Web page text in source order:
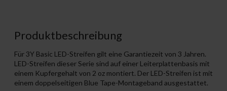
Produktbeschreibung
Für 3Y Basic LED-Streifen gilt eine Garantiezeit von 3 Jahren.
LED-Streifen dieser Serie sind auf einer Leiterplattenbasis mit
einem Kupfergehalt von 2 oz montiert. Der LED-Streifen ist mit
einem doppelseitigen Blue Tape-Montageband ausgestattet.